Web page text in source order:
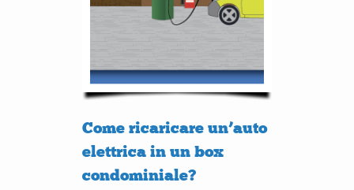
Come ricaricare un’auto
elettrica in un box
condominiale?